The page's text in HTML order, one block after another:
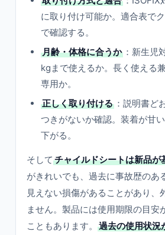
に取り付け可能か。適合表で
で確認する。
月齢・体格に合うか ：新生児
kgまで使えるか。長く使える
専用か。
正しく取り付ける ：説明書ど
つきがないか確認。装着が甘
下がる。
そして チャイルドシートは新品が
がきれいでも、過去に事故歴のあ
見えない損傷があることがあり、
ません。製品には使用期限の目安
こともあります。
過去の使用状況